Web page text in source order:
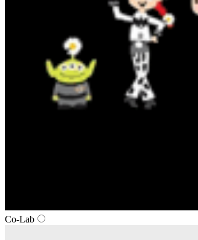
Co-Lab